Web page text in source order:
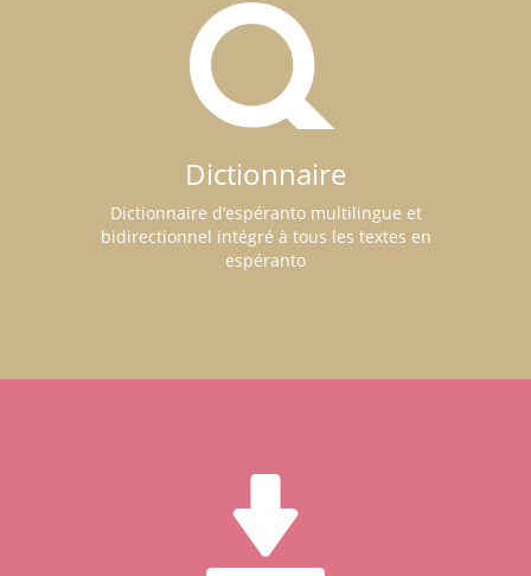
Dictionnaire
Dictionnaire d’espéranto multilingue et
bidirectionnel intégré à tous les textes en
espéranto